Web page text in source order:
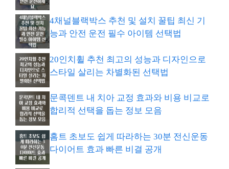
4채널블랙박스 추천 및 설치 꿀팁 최신 기
능과 안전 운전 필수 아이템 선택법
20인치휠 추천 최고의 성능과 디자인으로
스타일 살리는 차별화된 선택법
문콕덴트 내 치아 교정 효과와 비용 비교로
합리적 선택을 돕는 정보 모음
홈트 초보도 쉽게 따라하는 30분 전신운동
다이어트 효과 빠른 비결 공개